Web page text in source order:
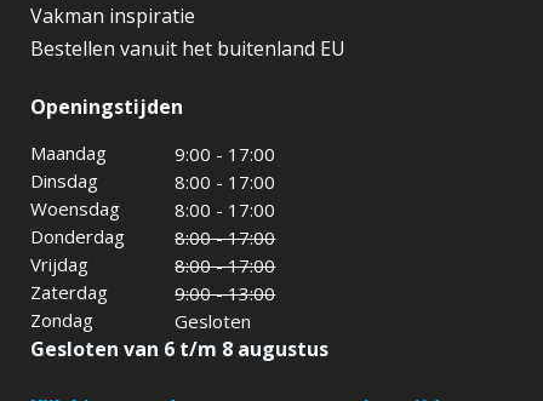
Vakman inspiratie
Bestellen vanuit het buitenland EU
Openingstijden
Maandag
9:00 - 17:00
Dinsdag
8:00 - 17:00
Woensdag
8:00 - 17:00
Donderdag
8:00 - 17:00
Vrijdag
8:00 - 17:00
Zaterdag
9:00 - 13:00
Zondag
Gesloten
Gesloten van 6 t/m 8 augustus